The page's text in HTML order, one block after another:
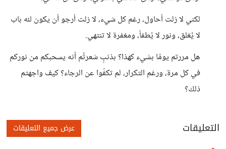
لكني لا زلت أحاول، رغم كل شيء، لا زلت أرجو أن يكون لله باب
لا يُغلق، ونور لا يُطفأ، ومغفرة لا تنتهي.
هل مررتم يومًا بشيء كهذا؟ بذنبٍ شعرتُم أنه يسحبكم من نوركم
في كل مرة، ورغم التكرار، لم تكفّوا عن الرجاء؟ كيف واجهتم
ذلك؟
التعليقات عرض جميع التعليقات